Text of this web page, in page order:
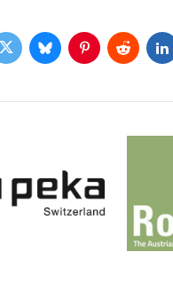
TwitterBlueskyPinterestReddit